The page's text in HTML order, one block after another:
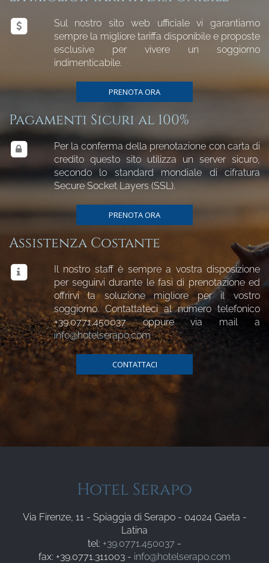
Sul nostro sito web ufficiale vi garantiamo
sempre la migliore tariffa disponibile e proposte
esclusive per vivere un soggiorno
indimenticabile.
PRENOTA ORA
Pagamenti Sicuri al 100%
Per la conferma della prenotazione con carta di
credito questo sito utilizza un server sicuro,
secondo lo standard mondiale di cifratura
Secure Socket Layers (SSL).
PRENOTA ORA
Assistenza Costante
Il nostro staff è sempre a vostra disposizione
per seguirvi durante le fasi di prenotazione ed
offrirvi la soluzione migliore per il vostro
soggiorno. Contattateci al numero telefonico
+39.0771.450037
oppure via mail a
info@hotelserapo.com
CONTATTACI
Hotel Serapo
Via Firenze, 11 - Spiaggia di Serapo - 04024 Gaeta -
Latina
tel: +39.0771.450037 -
fax: +39.0771.311003 - info@hotelserapo.com